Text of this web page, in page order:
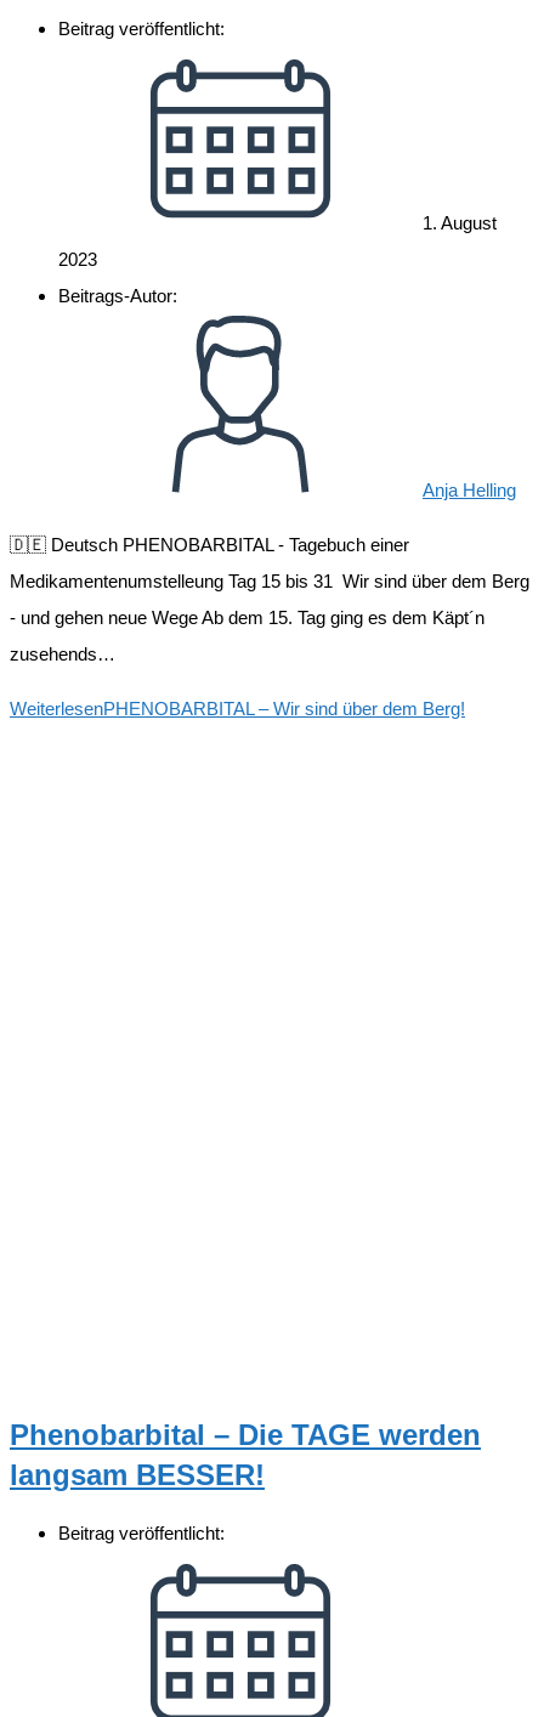
Beitrag veröffentlicht:
1. August
2023
Beitrags-Autor:
Anja Helling
🇩🇪 Deutsch PHENOBARBITAL - Tagebuch einer
Medikamentenumstelleung Tag 15 bis 31 Wir sind über dem Berg
- und gehen neue Wege Ab dem 15. Tag ging es dem Käpt´n
zusehends…
WeiterlesenPHENOBARBITAL – Wir sind über dem Berg!
Phenobarbital – Die TAGE werden
langsam BESSER!
Beitrag veröffentlicht: